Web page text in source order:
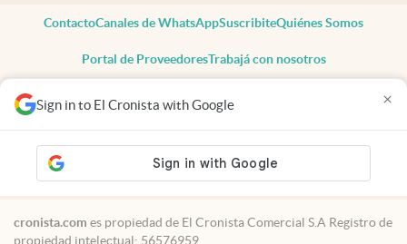
Sign in to El Cronista with Google ×
ContactoCanales de WhatsAppSuscribiteQuiénes Somos
Portal de ProveedoresTrabajá con nosotros
Todos los derechos reservados
Privacidad
Consentimiento
Tel:+54 11 7078-3270
cronista.com es propiedad de El Cronista Comercial S.A Registro de
propiedad intelectual: 56576959